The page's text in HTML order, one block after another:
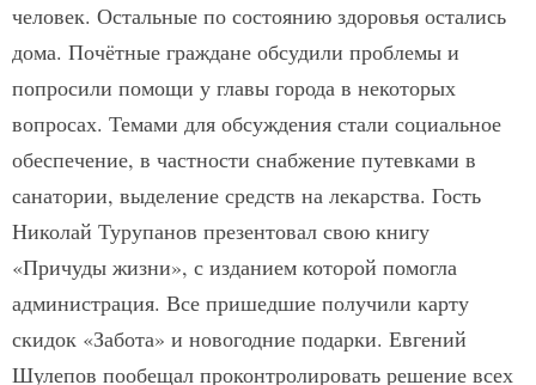
человек. Остальные по состоянию здоровья остались
дома. Почётные граждане обсудили проблемы и
попросили помощи у главы города в некоторых
вопросах. Темами для обсуждения стали социальное
обеспечение, в частности снабжение путевками в
санатории, выделение средств на лекарства. Гость
Николай Турупанов презентовал свою книгу
«Причуды жизни», с изданием которой помогла
администрация. Все пришедшие получили карту
скидок «Забота» и новогодние подарки. Евгений
Шулепов пообещал проконтролировать решение всех